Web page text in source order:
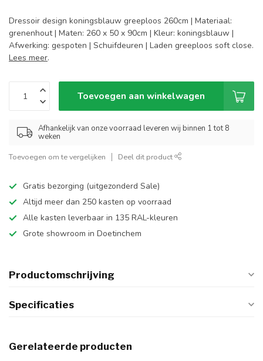
Dressoir design koningsblauw greeploos 260cm | Materiaal:
grenenhout | Maten: 260 x 50 x 90cm | Kleur: koningsblauw |
Afwerking: gespoten | Schuifdeuren | Laden greeploos soft close.
Lees meer.
Toevoegen aan winkelwagen
Afhankelijk van onze voorraad leveren wij binnen 1 tot 8
weken
Toevoegen om te vergelijken Deel dit product
Gratis bezorging (uitgezonderd Sale)
Altijd meer dan 250 kasten op voorraad
Alle kasten leverbaar in 135 RAL-kleuren
Grote showroom in Doetinchem
Productomschrijving
Specificaties
Gerelateerde producten